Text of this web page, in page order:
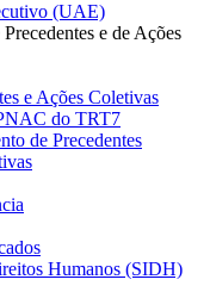
(UAE)
e de Ações
e Ações Coletivas
do TRT7
de Precedentes
Humanos (SIDH)